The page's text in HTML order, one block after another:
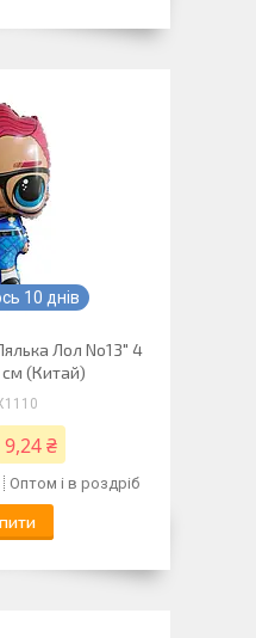
10 днів
Лол No13" 4
см (Китай)
9,24 ₴
Оптом і в роздріб